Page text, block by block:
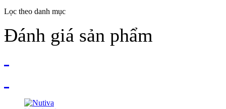
Lọc theo danh mục
Đánh giá sản phẩm